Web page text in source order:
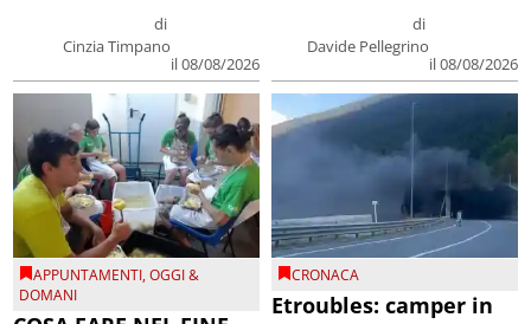
di
Cinzia Timpano
il 08/08/2026
di
Davide Pellegrino
il 08/08/2026
APPUNTAMENTI,OGGI &
DOMANI
CRONACA
Etroubles: camper in